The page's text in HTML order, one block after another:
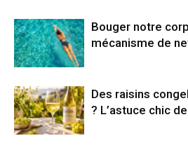
Bouger notre
mécanisme de
Des raisins
? L’astuce chic de